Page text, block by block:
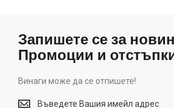
Запишете се за
Промоции и
Винаги може да се отпишете!
Винаги